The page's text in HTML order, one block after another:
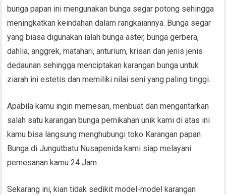
bunga papan ini mengunakan bunga segar potong sehingga
meningkatkan keindahan dalam rangkaiannya. Bunga segar
yang biasa digunakan ialah bunga aster, bunga gerbera,
dahlia, anggrek, matahari, anturium, krisan dan jenis jenis
dedaunan sehingga menciptakan karangan bunga untuk
ziarah ini estetis dan memiliki nilai seni yang paling tinggi.
Apabila kamu ingin memesan, menbuat dan mengantarkan
salah satu karangan bunga pernikahan unik kami di atas ini
kamu bisa langsung menghubungi toko Karangan papan
Bunga di Jungutbatu Nusapenida kami siap melayani
pemesanan kamu 24 Jam
Sekarang ini, kian tidak sedikit model-model karangan